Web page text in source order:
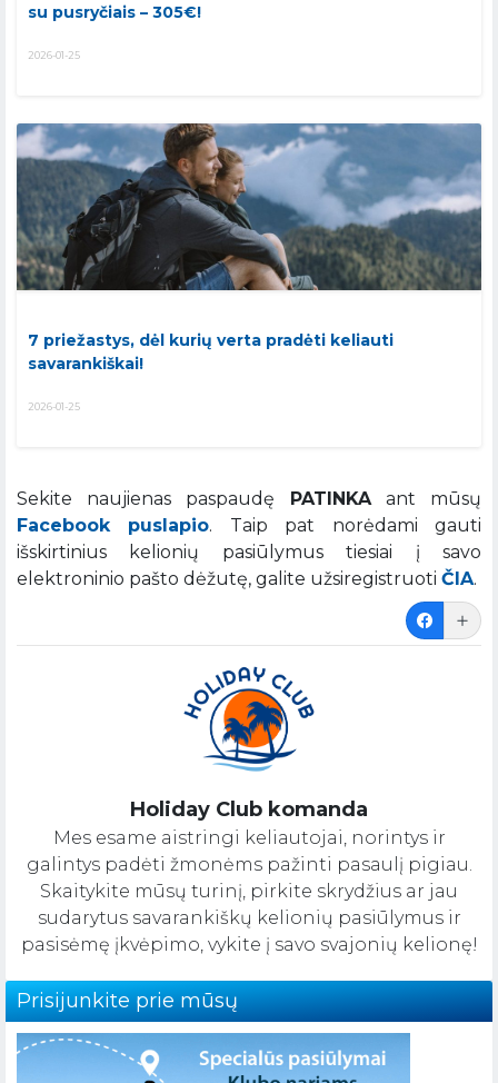
su pusryčiais – 305€!
2026-01-25
7 priežastys, dėl kurių verta pradėti keliauti
savarankiškai!
2026-01-25
Sekite naujienas paspaudę PATINKAant mūsų
Facebook puslapio. Taip pat norėdami gauti
išskirtinius kelionių pasiūlymus tiesiai į savo
elektroninio pašto dėžutę, galite užsiregistruoti ČIA.
Holiday Club komanda
Mes esame aistringi keliautojai, norintys ir
galintys padėti žmonėms pažinti pasaulį pigiau.
Skaitykite mūsų turinį, pirkite skrydžius ar jau
sudarytus savarankiškų kelionių pasiūlymus ir
pasisėmę įkvėpimo, vykite į savo svajonių kelionę!
Prisijunkite prie mūsų